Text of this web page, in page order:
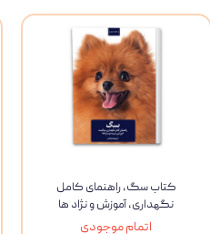
کتاب سگ, راهنمای کامل
نگهداری, آموزش و نژاد ها
اتمام موجودی